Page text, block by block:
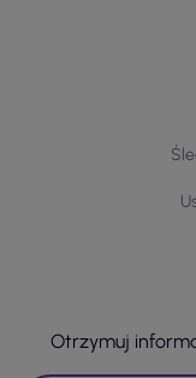
Otrzymuj